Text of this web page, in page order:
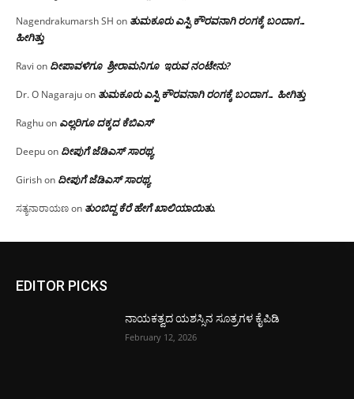
Nagendrakumarsh SH on ತುಮಕೂರು ಎಸ್ಪಿ ಕೌರವನಾಗಿ ರಂಗಕ್ಕೆ ಬಂದಾಗ…
ಹೀಗಿತ್ತು
Ravi on ದೀಪಾವಳಿಗೂ ಶ್ರೀರಾಮನಿಗೂ ಇರುವ ನಂಟೇನು?
Dr. O Nagarajuon ತುಮಕೂರು ಎಸ್ಪಿ ಕೌರವನಾಗಿ ರಂಗಕ್ಕೆ ಬಂದಾಗ… ಹೀಗಿತ್ತು
Raghuon ಎಲ್ಲರಿಗೂ ದಕ್ಕದ ಕೆಬಿಎಸ್
Deepuon ದೀಪುಗೆ ಜೆಡಿಎಸ್ ಸಾರಥ್ಯ
Girishon ದೀಪುಗೆ ಜೆಡಿಎಸ್ ಸಾರಥ್ಯ
ಸತ್ಯನಾರಾಯಣon ತುಂಬಿದ್ದ ಕೆರೆ ಹೇಗೆ ಖಾಲಿಯಾಯಿತು.
EDITOR PICKS
ನಾಯಕತ್ವದ ಯಶಸ್ಸಿನ ಸೂತ್ರಗಳ ಕೈಪಿಡಿ
February 12, 2026